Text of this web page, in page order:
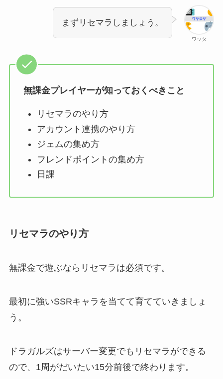
ワッタ
まずリセマラしましょう。
無課金プレイヤーが知っておくべきこと
リセマラのやり方
アカウント連携のやり方
ジェムの集め方
フレンドポイントの集め方
日課
リセマラのやり方
無課金で遊ぶならリセマラは必須です。
最初に強いSSRキャラを当てて育てていきましょ
う。
ドラガルズはサーバー変更でもリセマラができる
ので、1周がだいたい15分前後で終わります。